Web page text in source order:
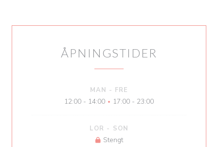
ÅPNINGSTIDER
MAN - FRE
12:00 - 14:00 • 17:00 - 23:00
LOR - SON
Stengt